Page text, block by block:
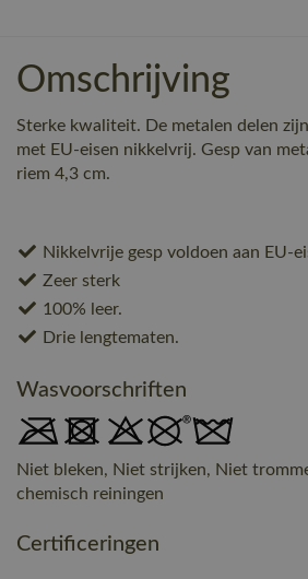
Omschrijving
Sterke kwaliteit. De metalen delen
met EU-eisen nikkelvrij. Gesp van
riem 4,3 cm.
Nikkelvrije gesp voldoen aan EU-
Zeer sterk
100% leer.
Drie lengtematen.
Wasvoorschriften
Niet bleken, Niet strijken, Niet
chemisch reiningen
Certificeringen